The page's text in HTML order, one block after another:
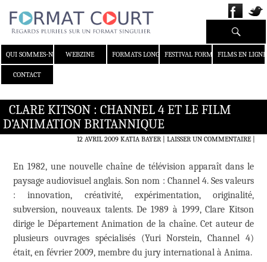
QUI SOMMES-NOUS ?WEBZINE FORMATS LONGS FESTIVAL FORMAT COURT
FILMS EN LIGNE
CONTACT
Recherche
CLARE KITSON : CHANNEL 4 ET LE FILM
D’ANIMATION BRITANNIQUE
12 AVRIL 2009 KATIA BAYER LAISSER UN COMMENTAIRE|
En 1982, une nouvelle chaîne de télévision apparaît dans le
paysage audiovisuel anglais. Son nom : Channel 4. Ses valeurs
: innovation, créativité, expérimentation, originalité,
subversion, nouveaux talents. De 1989 à 1999, Clare Kitson
dirige le Département Animation de la chaîne. Cet auteur de
plusieurs ouvrages spécialisés (Yuri Norstein, Channel 4)
était, en février 2009, membre du jury international à Anima.